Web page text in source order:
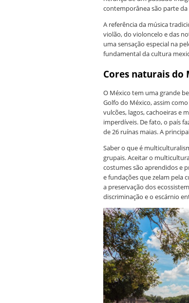
contemporânea são parte
A referência da música
violão, do violoncelo e das
uma sensação especial na
fundamental da cultura
Cores naturaisdo
O México tem uma grande
Golfo do México, assim
vulcões, lagos, cachoeiras e
imperdíveis. De fato, o país
de 26 ruínas maias. A
Saber o que é
grupais. Aceitar o
costumes são aprendidos e
e fundações que zelam pela
a preservação dos
discriminação e o escárnio